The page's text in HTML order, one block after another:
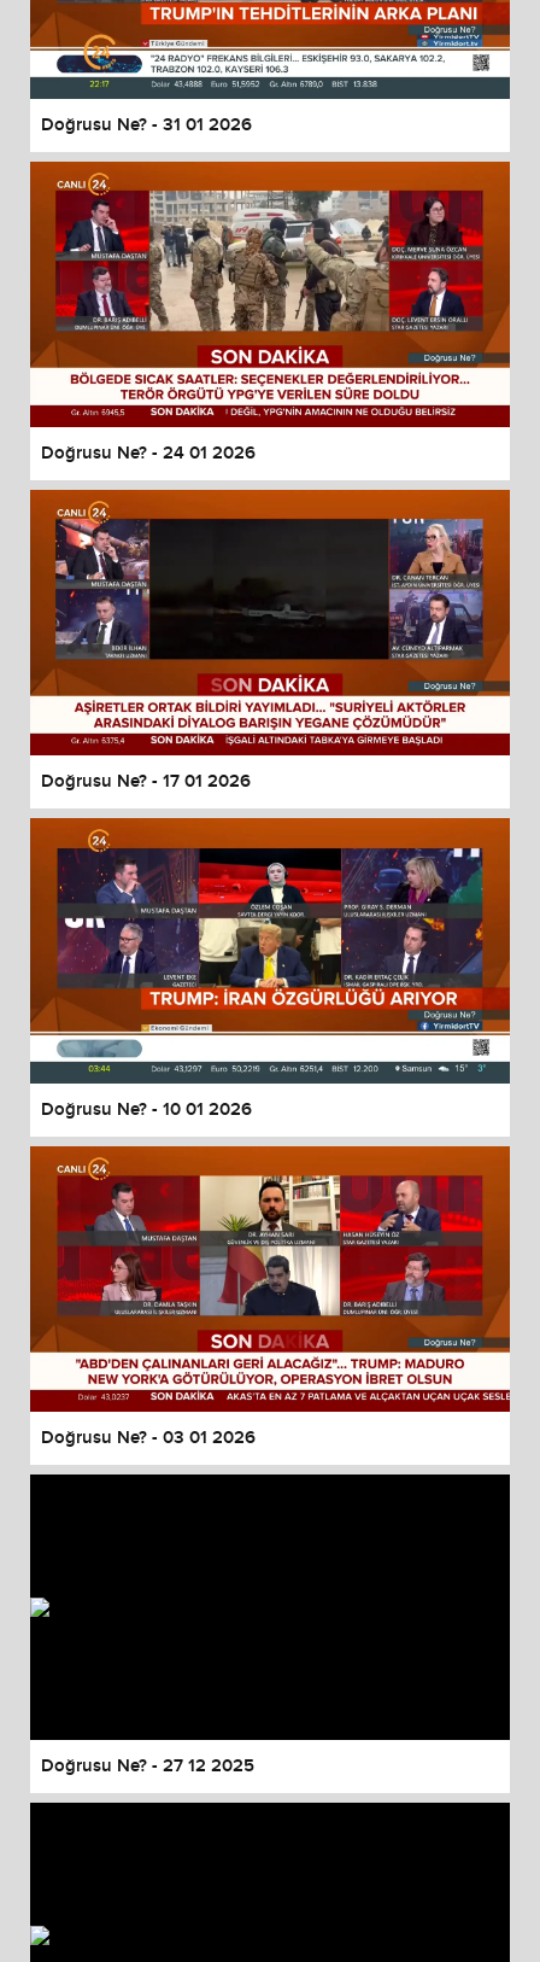
Doğrusu Ne? - 31 01 2026
Doğrusu Ne? - 24 01 2026
Doğrusu Ne? - 17 01 2026
Doğrusu Ne? - 10 01 2026
Doğrusu Ne? - 03 01 2026
Doğrusu Ne? - 27 12 2025